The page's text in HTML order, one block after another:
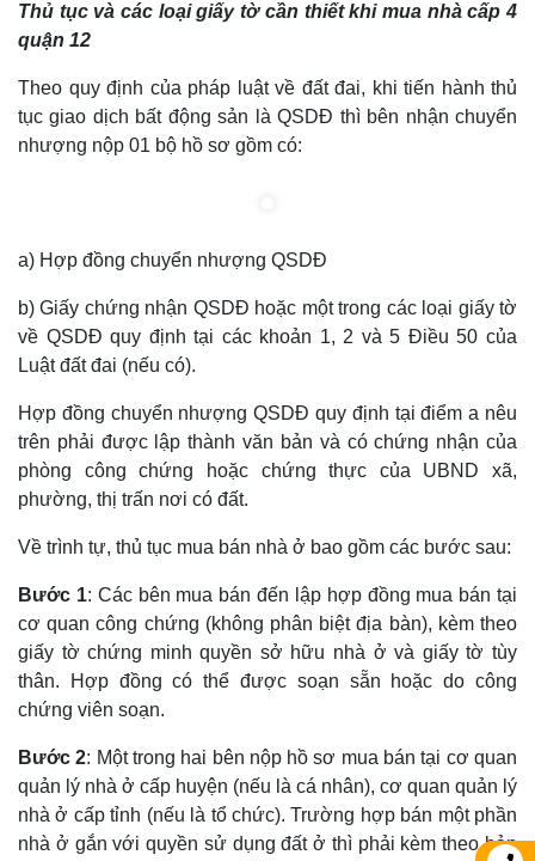
Thủ tục và các loại giấy tờ cần thiết khi mua nhà cấp 4
quận 12
Theo quy định của pháp luật về đất đai, khi tiến hành thủ
tục giao dịch bất động sản là QSDĐ thì bên nhận chuyển
nhượng nộp 01 bộ hồ sơ gồm có:
a) Hợp đồng chuyển nhượng QSDĐ
b) Giấy chứng nhận QSDĐ hoặc một trong các loại giấy tờ
về QSDĐ quy định tại các khoản 1, 2 và 5 Điều 50 của
Luật đất đai (nếu có).
Hợp đồng chuyển nhượng QSDĐ quy định tại điểm a nêu
trên phải được lập thành văn bản và có chứng nhận của
phòng công chứng hoặc chứng thực của UBND xã,
phường, thị trấn nơi có đất.
Về trình tự, thủ tục mua bán nhà ở bao gồm các bước sau:
Bước 1: Các bên mua bán đến lập hợp đồng mua bán tại
cơ quan công chứng (không phân biệt địa bàn), kèm theo
giấy tờ chứng minh quyền sở hữu nhà ở và giấy tờ tùy
thân. Hợp đồng có thể được soạn sẵn hoặc do công
chứng viên soạn.
Bước 2: Một trong hai bên nộp hồ sơ mua bán tại cơ quan
quản lý nhà ở cấp huyện (nếu là cá nhân), cơ quan quản lý
nhà ở cấp tỉnh (nếu là tổ chức). Trường hợp bán một phần
nhà ở gắn với quyền sử dụng đất ở thì phải kèm theo bản